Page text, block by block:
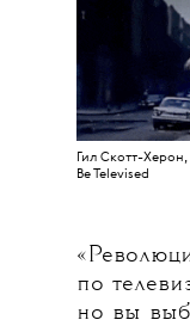
Гил Скотт-
Be Televised
по
но вы